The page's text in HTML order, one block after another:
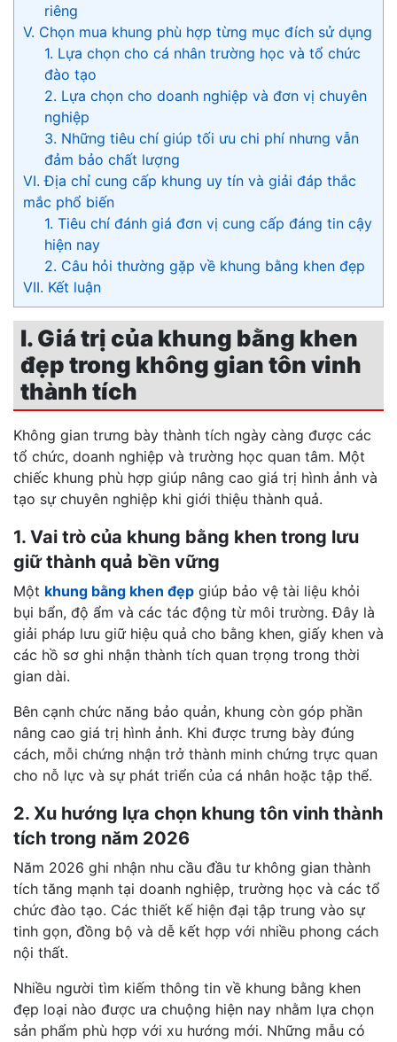
riêng
V. Chọn mua khung phù hợp từng mục đích sử dụng
1. Lựa chọn cho cá nhân trường học và tổ chức
đào tạo
2. Lựa chọn cho doanh nghiệp và đơn vị chuyên
nghiệp
3. Những tiêu chí giúp tối ưu chi phí nhưng vẫn
đảm bảo chất lượng
VI. Địa chỉ cung cấp khung uy tín và giải đáp thắc
mắc phổ biến
1. Tiêu chí đánh giá đơn vị cung cấp đáng tin cậy
hiện nay
2. Câu hỏi thường gặp về khung bằng khen đẹp
VII. Kết luận
I. Giá trị của khung bằng khen
đẹp trong không gian tôn vinh
thành tích
Không gian trưng bày thành tích ngày càng được các
tổ chức, doanh nghiệp và trường học quan tâm. Một
chiếc khung phù hợp giúp nâng cao giá trị hình ảnh và
tạo sự chuyên nghiệp khi giới thiệu thành quả.
1. Vai trò của khung bằng khen trong lưu
giữ thành quả bền vững
Một khung bằng khen đẹp giúp bảo vệ tài liệu khỏi
bụi bẩn, độ ẩm và các tác động từ môi trường. Đây là
giải pháp lưu giữ hiệu quả cho bằng khen, giấy khen và
các hồ sơ ghi nhận thành tích quan trọng trong thời
gian dài.
Bên cạnh chức năng bảo quản, khung còn góp phần
nâng cao giá trị hình ảnh. Khi được trưng bày đúng
cách, mỗi chứng nhận trở thành minh chứng trực quan
cho nỗ lực và sự phát triển của cá nhân hoặc tập thể.
2. Xu hướng lựa chọn khung tôn vinh thành
tích trong năm 2026
Năm 2026 ghi nhận nhu cầu đầu tư không gian thành
tích tăng mạnh tại doanh nghiệp, trường học và các tổ
chức đào tạo. Các thiết kế hiện đại tập trung vào sự
tinh gọn, đồng bộ và dễ kết hợp với nhiều phong cách
nội thất.
Nhiều người tìm kiếm thông tin về khung bằng khen
đẹp loại nào được ưa chuộng hiện nay nhằm lựa chọn
sản phẩm phù hợp với xu hướng mới. Những mẫu có